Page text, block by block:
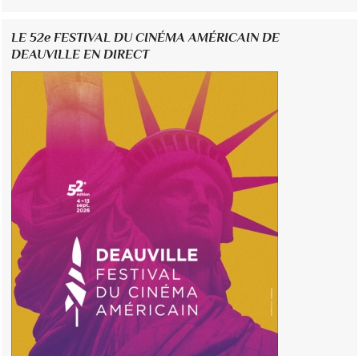
LE 52e FESTIVAL DU CINÉMA AMÉRICAIN DE
DEAUVILLE EN DIRECT